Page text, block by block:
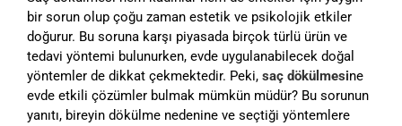
bir sorun olup çoğu zaman estetik ve psikolojik etkiler
doğurur. Bu soruna karşı piyasada birçok türlü ürün ve
tedavi yöntemi bulunurken, evde uygulanabilecek doğal
yöntemler de dikkat çekmektedir. Peki, saç dökülmesine
evde etkili çözümler bulmak mümkün müdür? Bu sorunun
yanıtı, bireyin dökülme nedenine ve seçtiği yöntemlere